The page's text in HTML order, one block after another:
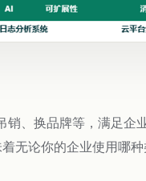
、换品牌等，满足企
无论你的企业使用哪种